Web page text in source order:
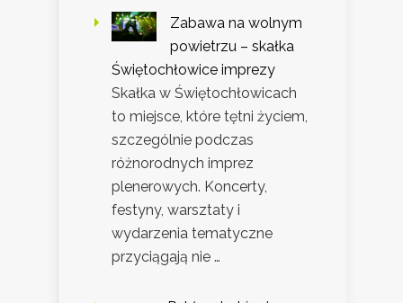
Zabawa na wolnym
powietrzu – skałka
Świętochłowice imprezy
Skałka w Świętochłowicach
to miejsce, które tętni życiem,
szczególnie podczas
różnorodnych imprez
plenerowych. Koncerty,
festyny, warsztaty i
wydarzenia tematyczne
przyciągają nie …